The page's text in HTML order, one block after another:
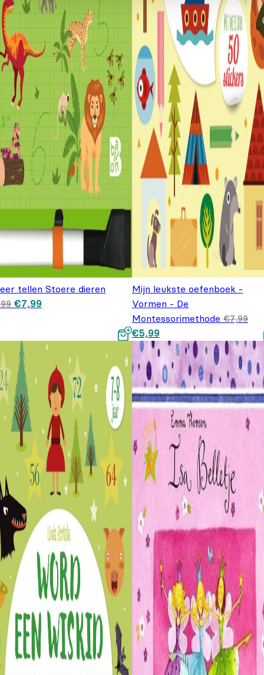
tellen Stoere dieren
Oorspronkelijke prijs
was: €8,99.
€7,99Huidige prijs is:
€7,99.
Mijn leukste oefenboek -
Vormen - De
Montessorimethode €7,99
Oorspronkelijke prijs was:
€7,99.
€5,99Huidige prijs is: €5,99.